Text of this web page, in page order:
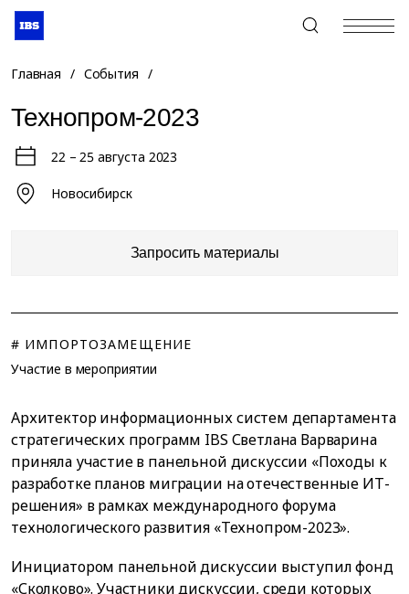
+7 (495) 967-80-80
Главная / События /
Технопром-2023
22 – 25 августа 2023
Новосибирск
Запросить материалы
# ИМПОРТОЗАМЕЩЕНИЕ
Участие в мероприятии
Архитектор информационных систем департамента
стратегических программ IBS Светлана Варварина
приняла участие в панельной дискуссии «Походы к
разработке планов миграции на отечественные ИТ-
решения» в рамках международного форума
технологического развития «Технопром-2023».
Инициатором панельной дискуссии выступил фонд
«Сколково». Участники дискуссии, среди которых